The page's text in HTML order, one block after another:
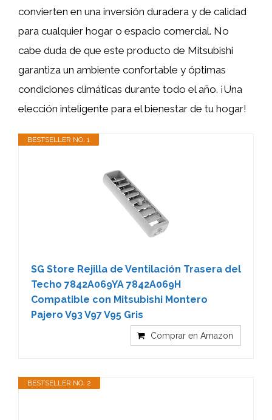
convierten en una inversión duradera y de calidad
para cualquier hogar o espacio comercial. No
cabe duda de que este producto de Mitsubishi
garantiza un ambiente confortable y óptimas
condiciones climáticas durante todo el año. ¡Una
elección inteligente para el bienestar de tu hogar!
BESTSELLER NO. 1
SG Store Rejilla de Ventilación Trasera del
Techo 7842A069YA 7842A069H
Compatible con Mitsubishi Montero
Pajero V93 V97 V95 Gris
Comprar en Amazon
BESTSELLER NO. 2